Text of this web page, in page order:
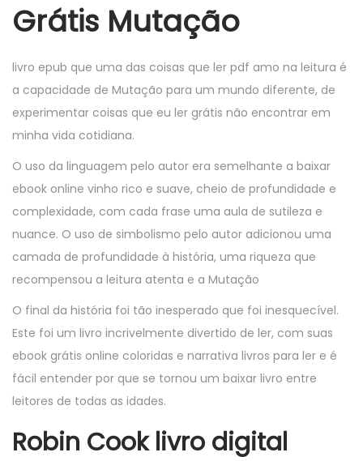
Grátis Mutação
livro epub que uma das coisas que ler pdf amo na leitura é
a capacidade de Mutação para um mundo diferente, de
experimentar coisas que eu ler grátis não encontrar em
minha vida cotidiana.
O uso da linguagem pelo autor era semelhante a baixar
ebook online vinho rico e suave, cheio de profundidade e
complexidade, com cada frase uma aula de sutileza e
nuance. O uso de simbolismo pelo autor adicionou uma
camada de profundidade à história, uma riqueza que
recompensou a leitura atenta e a Mutação
O final da história foi tão inesperado que foi inesquecível.
Este foi um livro incrivelmente divertido de ler, com suas
ebook grátis online coloridas e narrativa livros para ler e é
fácil entender por que se tornou um baixar livro entre
leitores de todas as idades.
Robin Cook livro digital